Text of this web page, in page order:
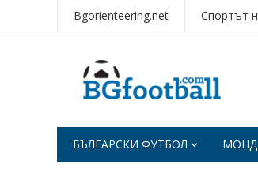
Bgorienteering.net Спортът
БЪЛГАРСКИ ФУТБОЛ